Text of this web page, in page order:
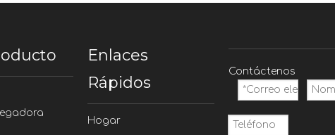
Enlaces
Rápidos
Hogar
Contáctenos